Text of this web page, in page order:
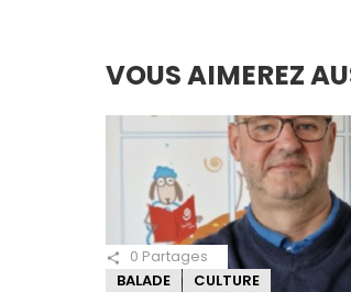
VOUS AIMEREZ
0 Partages
BALADE
CULTURE